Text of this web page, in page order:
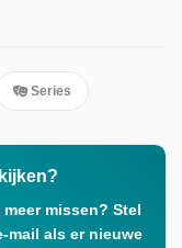
Series
missen? Stel
mail als er nieuwe